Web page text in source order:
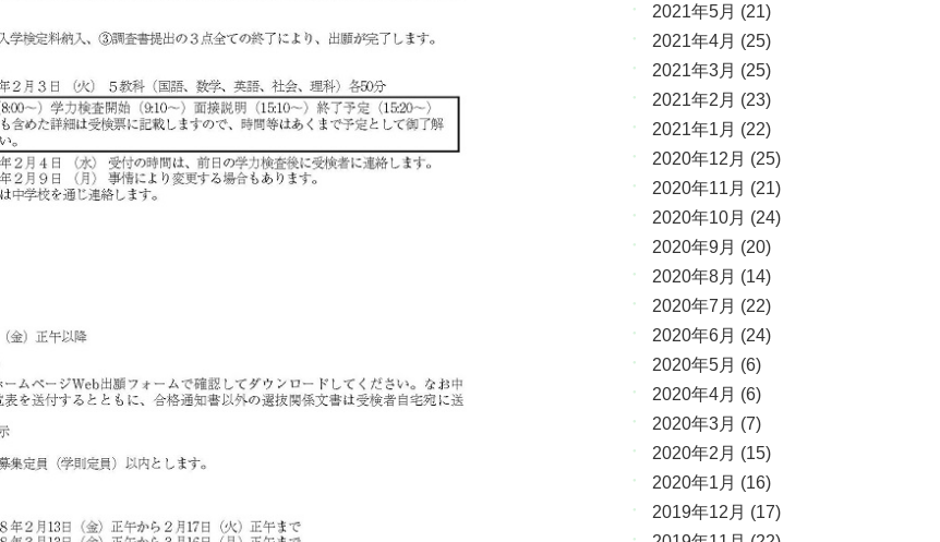
2021年5月 (21)
2021年4月 (25)
2021年3月 (25)
2021年2月 (23)
2021年1月 (22)
2020年12月 (25)
2020年11月 (21)
2020年10月 (24)
2020年9月 (20)
2020年8月 (14)
2020年7月 (22)
2020年6月 (24)
2020年5月 (6)
2020年4月 (6)
2020年3月 (7)
2020年2月 (15)
2020年1月 (16)
2019年12月 (17)